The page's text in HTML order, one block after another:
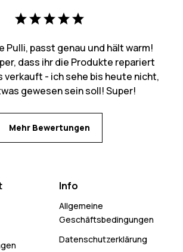
Pulli, passt genau und hält warm!
dass ihr die Produkte repariert
verkauft - ich sehe bis heute nicht,
gewesen sein soll! Super!
Mehr Bewertungen
Info
Allgemeine
Geschäftsbedingungen
Datenschutzerklärung